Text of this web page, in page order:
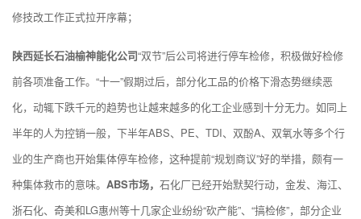
修技改工作正式拉开序幕；
陕西延长石油榆神能化公司“双节”后公司将进行停车检修，积极做好检修
前各项准备工作。“十一”假期过后，部分化工品的价格下滑态势继续恶
化，动辄下跌千元的趋势也让越来越多的化工企业感到十分无力。如同上
半年的人为控销一般，下半年ABS、PE、TDI、双酚A、双氧水等多个行
业的生产商也开始集体停车检修，这种提前“规划商议”好的举措，颇有一
种集体救市的意味。 ABS市场， 石化厂已经开始默契行动，金发、海江、
浙石化、奇美和LG惠州等十几家企业纷纷“砍产能”、“搞检修”，部分企业